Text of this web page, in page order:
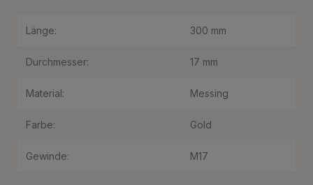
Länge: 300 mm
Durchmesser: 17 mm
Material: Messing
Farbe: Gold
Gewinde: M17